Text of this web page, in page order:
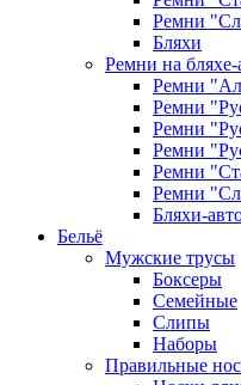
Ремни
Бляхи
Ремни на бляхе-
Ремни
Ремни
Ремни
Ремни
Ремни
Ремни
Бляхи-
Бельё
Мужские трусы
Боксеры
Семейные
Слипы
Наборы
Правильные